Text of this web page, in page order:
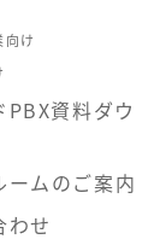
け
PBX資料ダウ
ームのご案内
わせ